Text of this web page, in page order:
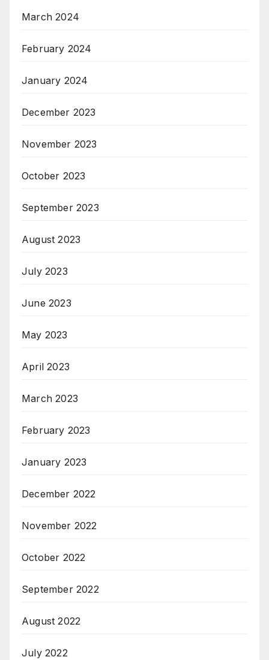
March 2024
February 2024
January 2024
December 2023
November 2023
October 2023
September 2023
August 2023
July 2023
June 2023
May 2023
April 2023
March 2023
February 2023
January 2023
December 2022
November 2022
October 2022
September 2022
August 2022
July 2022